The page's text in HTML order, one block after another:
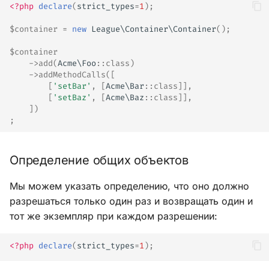
<?php declare(strict_types=1);
$container = new League\Container\Container();
$container
->add(Acme\Foo:: class)
->addMethodCalls([
[ 'setBar' , [Acme\Bar:: class]],
[ 'setBaz' , [Acme\Baz :: class]],
])
;
Определение общих объектов
Мы можем указать определению, что оно должно
разрешаться только один раз и возвращать один и
тот же экземпляр при каждом разрешении:
<?php declare(strict_types=1);